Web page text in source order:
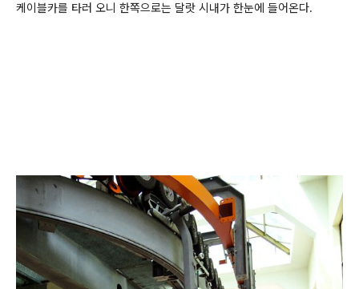
케이블카를 타러 오니 한쪽으로는 달랏 시내가 한눈에 들어온다.